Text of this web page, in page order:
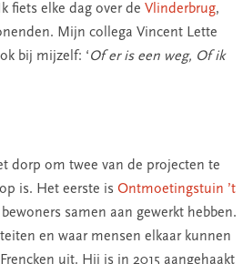
fiets elke dag over de Vlinderbrug,
Mijn collega Vincent Lette
bij mijzelf: ‘Of er is een weg, Of ik
dorp om twee van de projecten te
is. Het eerste is Ontmoetingstuin ’t
samen aan gewerkt hebben.
en waar mensen elkaar kunnen
uit. Hij is in 2015 aangehaakt